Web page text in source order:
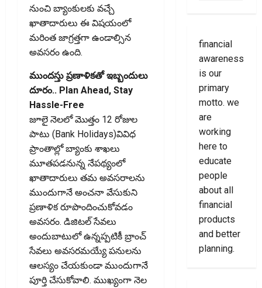
నుంచి బ్యాంకులకు వచ్చే
ఖాతాదారులు ఈ విషయంలో
మరింత జాగ్రత్తగా ఉండాల్సిన
అవసరం ఉంది.
ముందస్తు ప్రణాళికతో ఇబ్బందులు
దూరం.. Plan Ahead, Stay
Hassle-Free
జూలై నెలలో మొత్తం 12 రోజుల
పాటు (Bank Holidays)వివిధ
ప్రాంతాల్లో బ్యాంకు శాఖలు
మూతపడనున్న నేపథ్యంలో
ఖాతాదారులు తమ అవసరాలను
ముందుగానే అంచనా వేసుకుని
ప్రణాళిక రూపొందించుకోవడం
అవసరం. డిజిటల్‌ సేవలు
అందుబాటులో ఉన్నప్పటికీ బ్రాంచ్‌
సేవలు అవసరమయ్యే పనులను
ఆలస్యం చేయకుండా ముందుగానే
పూర్తి చేసుకోవాలి. ముఖ్యంగా నెల
financial
awareness
is our
primary
motto. we
are
working
here to
educate
people
about all
financial
products
and better
planning.